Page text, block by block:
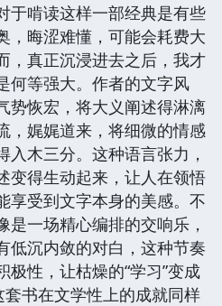
于啃读这样一部经典是有些
，晦涩难懂，可能会耗费大
，真正沉浸进去之后，我才
何等强大。作者的文字风
势恢宏，将大义阐述得淋漓
，娓娓道来，将细微的情感
木三分。这种语言张力，
变得生动起来，让人在领悟
享受到文字本身的美感。不
是一场精心编排的交响乐，
低沉内敛的对白，这种节奏
极性，让枯燥的“学习”变成
套书在文学性上的成就同样